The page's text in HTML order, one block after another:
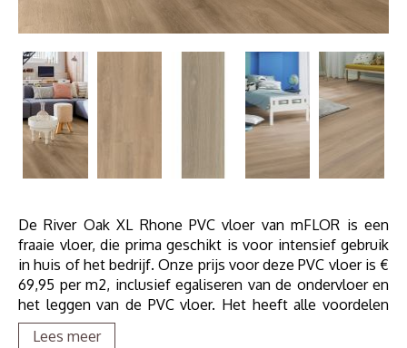
De River Oak XL Rhone PVC vloer van mFLOR is een
fraaie vloer, die prima geschikt is voor intensief gebruik
in huis of het bedrijf. Onze prijs voor deze PVC vloer is €
69,95 per m2, inclusief egaliseren van de ondervloer en
het leggen van de PVC vloer. Het heeft alle voordelen
van mFLOR PVC vloeren en is prima te combineren met
vloerverwarming.
Lees meer